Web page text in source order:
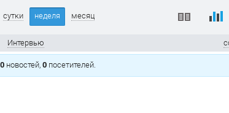
сутки неделя месяц
Интервью
0 новостей, 0 посетителей.